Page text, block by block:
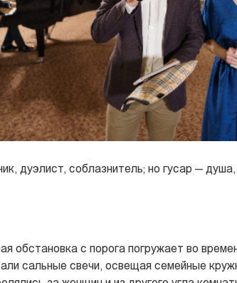
дуэлист, соблазнитель; но гусар —
обстановка с порога погружает во
сальные свечи, освещая семейные